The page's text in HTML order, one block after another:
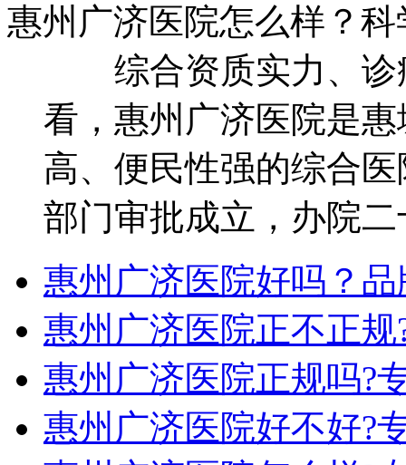
惠州广济医院怎么样？科
综合资质实力、诊
看，惠州广济医院是
高、便民性强的综合
部门审批成立，办院
惠州广济医院好吗？
惠州广济医院正不正规
惠州广济医院正规吗?
惠州广济医院好不好?